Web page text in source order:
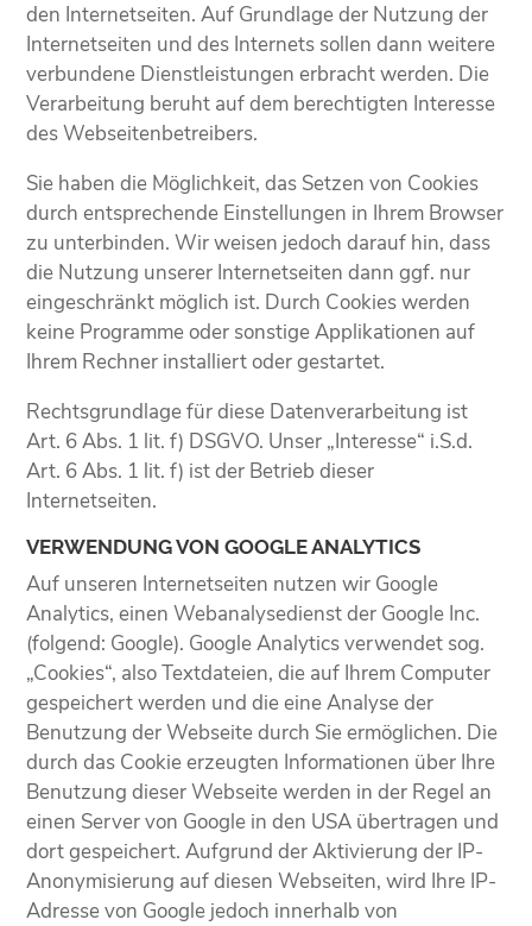
den Internetseiten. Auf Grundlage der Nutzung der
Internetseiten und des Internets sollen dann weitere
verbundene Dienstleistungen erbracht werden. Die
Verarbeitung beruht auf dem berechtigten Interesse
des Webseitenbetreibers.
Sie haben die Möglichkeit, das Setzen von Cookies
durch entsprechende Einstellungen in Ihrem Browser
zu unterbinden. Wir weisen jedoch darauf hin, dass
die Nutzung unserer Internetseiten dann ggf. nur
eingeschränkt möglich ist. Durch Cookies werden
keine Programme oder sonstige Applikationen auf
Ihrem Rechner installiert oder gestartet.
Rechtsgrundlage für diese Datenverarbeitung ist
Art. 6 Abs. 1 lit. f) DSGVO. Unser „Interesse“ i.S.d.
Art. 6 Abs. 1 lit. f) ist der Betrieb dieser
Internetseiten.
VERWENDUNG VON GOOGLE ANALYTICS
Auf unseren Internetseiten nutzen wir Google
Analytics, einen Webanalysedienst der Google Inc.
(folgend: Google). Google Analytics verwendet sog.
„Cookies“, also Textdateien, die auf Ihrem Computer
gespeichert werden und die eine Analyse der
Benutzung der Webseite durch Sie ermöglichen. Die
durch das Cookie erzeugten Informationen über Ihre
Benutzung dieser Webseite werden in der Regel an
einen Server von Google in den USA übertragen und
dort gespeichert. Aufgrund der Aktivierung der IP-
Anonymisierung auf diesen Webseiten, wird Ihre IP-
Adresse von Google jedoch innerhalb von